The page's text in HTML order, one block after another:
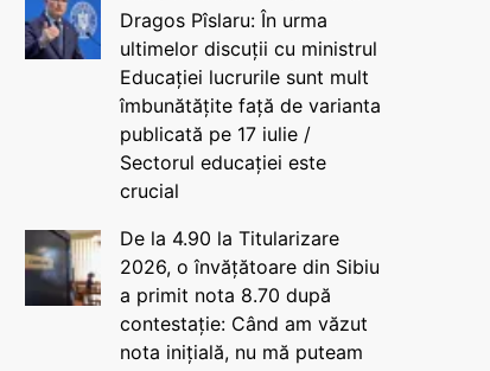
Dragos Pîslaru: În urma
ultimelor discuții cu ministrul
Educației lucrurile sunt mult
îmbunătățite față de varianta
publicată pe 17 iulie /
Sectorul educației este
crucial
De la 4.90 la Titularizare
2026, o învățătoare din Sibiu
a primit nota 8.70 după
contestație: Când am văzut
nota inițială, nu mă puteam